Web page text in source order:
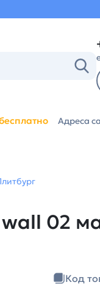
Адреса
02
Код